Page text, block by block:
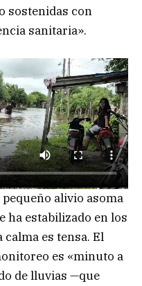
sostenidas con
sanitaria».
alivio asoma
ha estabilizado en los
calma es tensa. El
es «minuto a
de lluvias —que